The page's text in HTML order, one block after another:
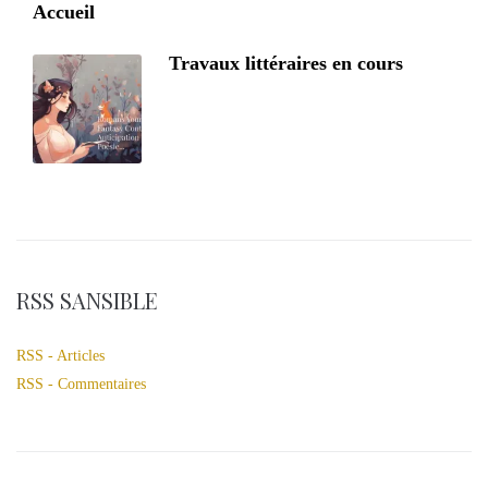
Accueil
Travaux littéraires en cours
RSS SANSIBLE
RSS - Articles
RSS - Commentaires